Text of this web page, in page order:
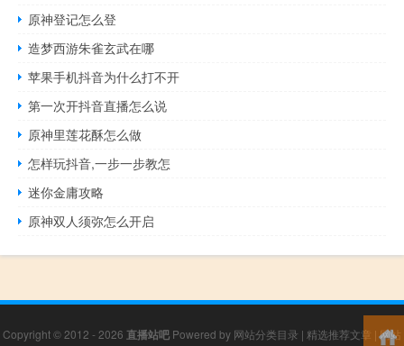
原神登记怎么登
造梦西游朱雀玄武在哪
苹果手机抖音为什么打不开
第一次开抖音直播怎么说
原神里莲花酥怎么做
怎样玩抖音,一步一步教怎
迷你金庸攻略
原神双人须弥怎么开启
Copyright © 2012 - 2026 直播站吧 Powered by 网站分类目录 | 精选推荐文章 |网站